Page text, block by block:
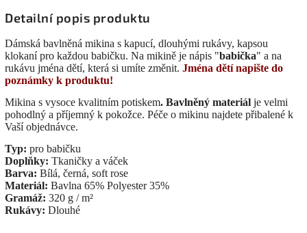
Detailní popis produktu
Dámská bavlněná mikina s kapucí, dlouhými rukávy, kapsou
klokaní pro každou babičku. Na mikině je nápis "babička" a na
rukávu jména dětí, která si umíte změnit. Jména dětí napište do
poznámky k produktu!
Mikina s vysoce kvalitním potiskem. Bavlněný materiál je velmi
pohodlný a příjemný k pokožce. Péče o mikinu najdete přibalené k
Vaší objednávce.
Typ: pro babičku
Doplňky: Tkaničky a váček
Barva: Bílá, černá, soft rose
Materiál: Bavlna 65% Polyester 35%
Gramáž: 320 g / m²
Rukávy: Dlouhé